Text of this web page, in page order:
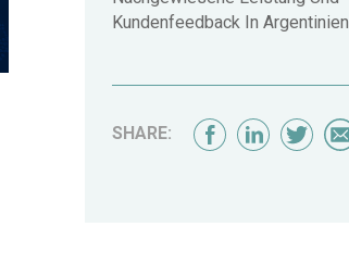
Kundenfeedback In Argentinien
SHARE: